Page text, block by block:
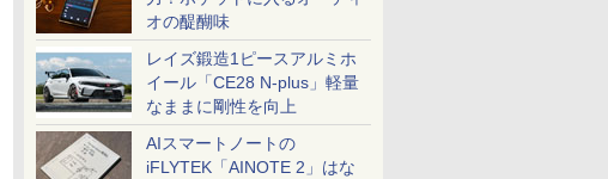
オの醍醐味
レイズ鍛造1ピースアルミホ
イール「CE28 N-plus」軽量
なままに剛性を向上
AIスマートノートの
iFLYTEK「AINOTE 2」はな